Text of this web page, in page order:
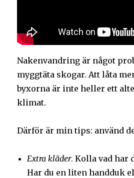
Nakenvandring är något
myggtäta skogar. Att låta
byxorna är inte heller ett
klimat.
Därför är min tips: använd
Extra kläder. Kolla vad har
Har du en liten handduk